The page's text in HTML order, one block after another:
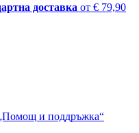
доставка от € 79,90
и поддръжка“